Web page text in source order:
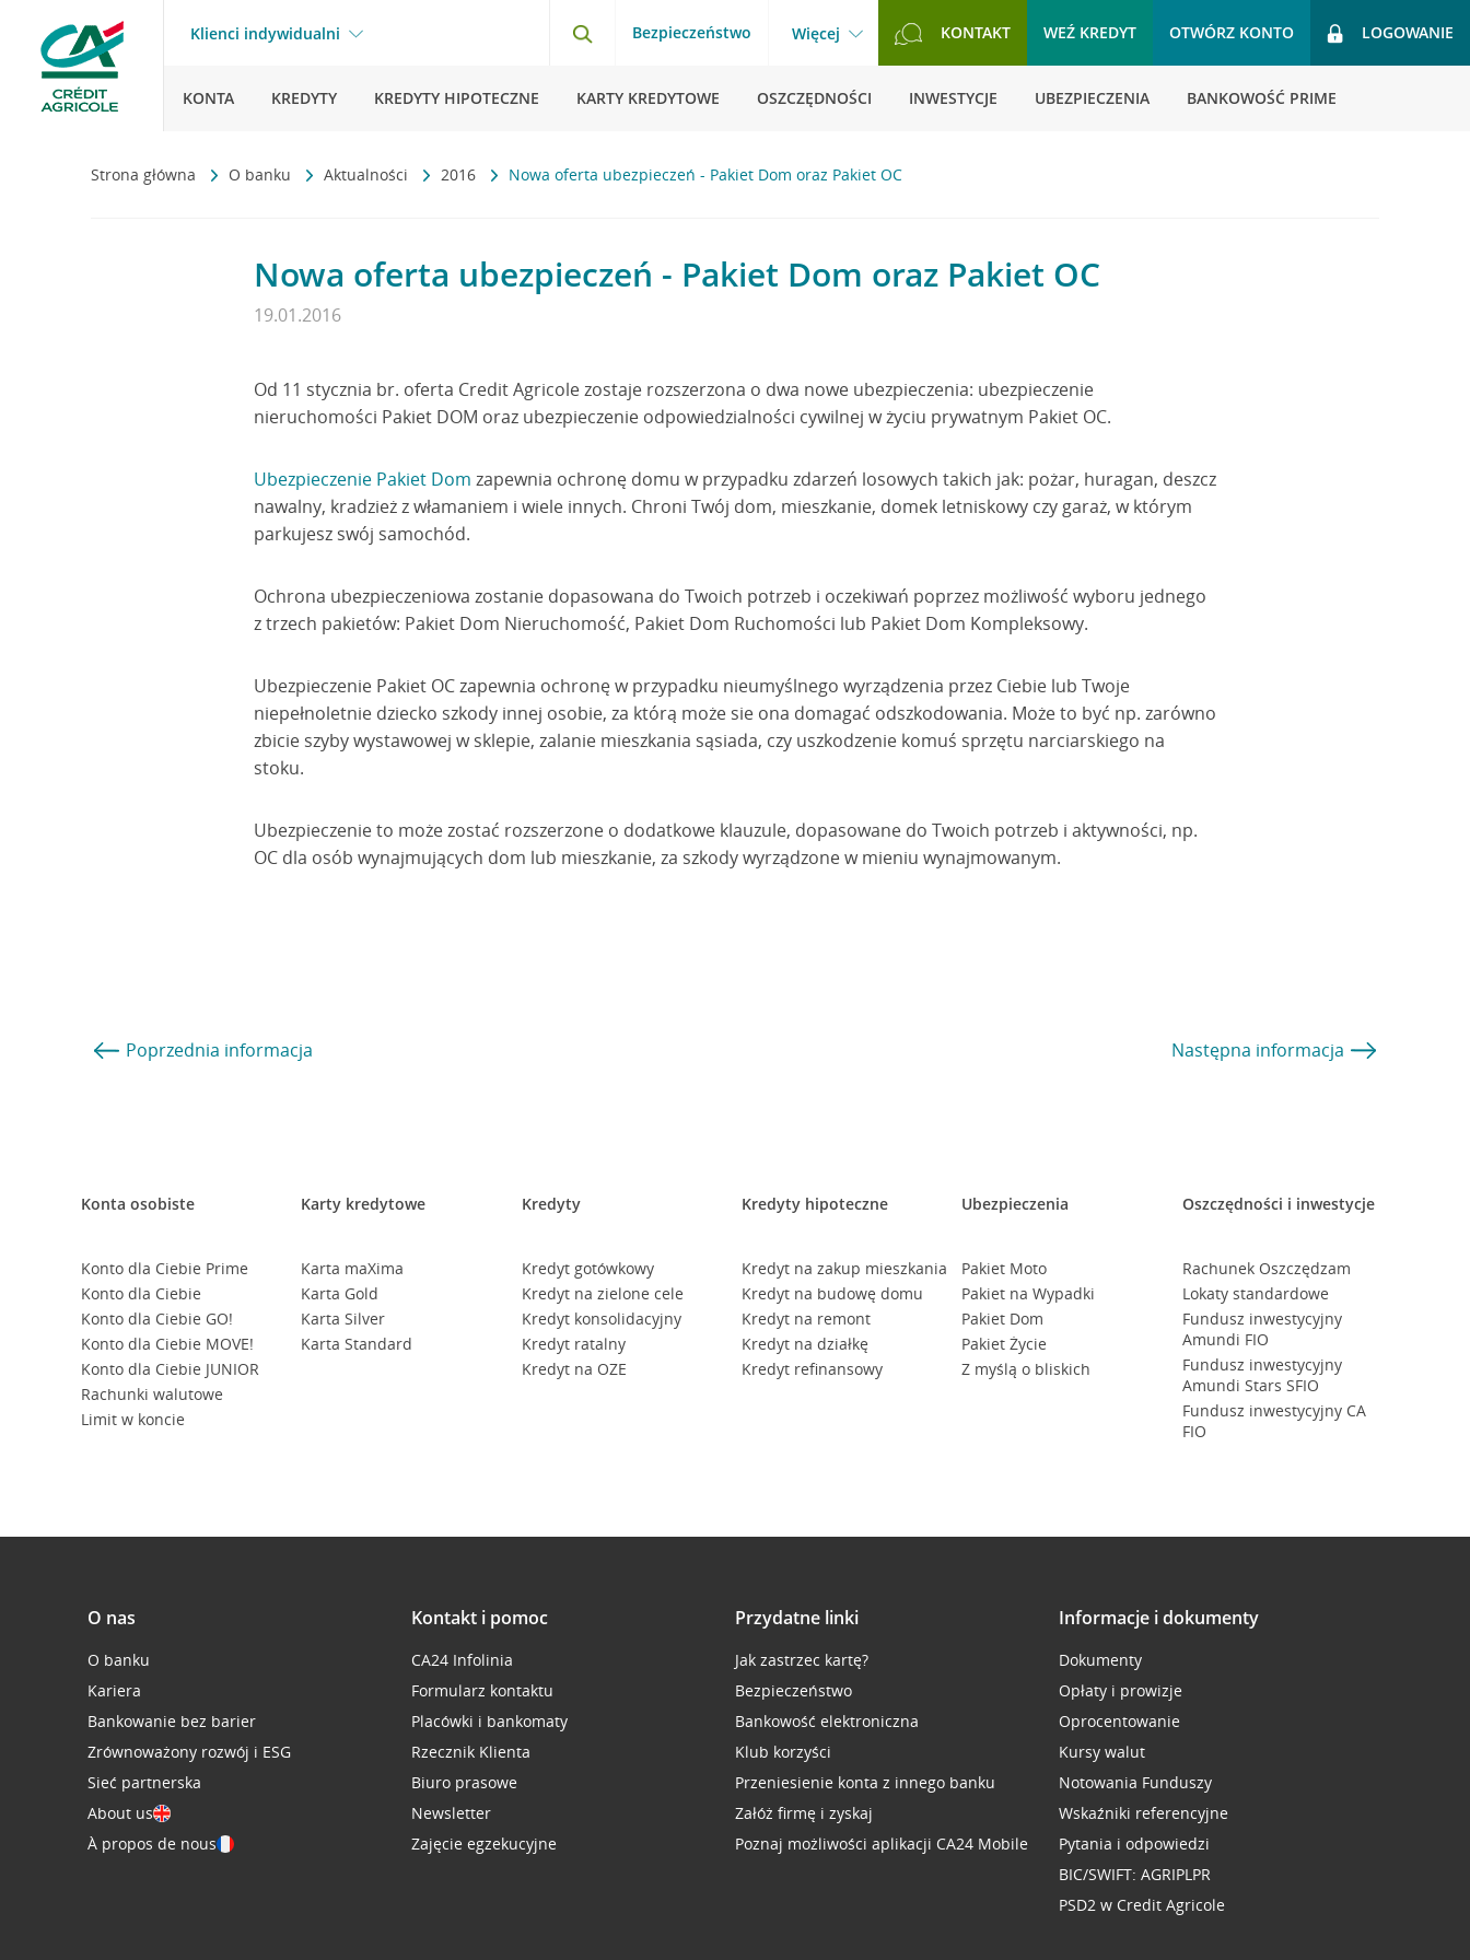
Klienci indywidualni Bezpieczeństwo Więcej KONTAKT WEŹ KREDYT OTWÓRZ KONTO LOGOWANIE
KONTA KREDYTY KREDYTY HIPOTECZNE KARTY KREDYTOWE OSZCZĘDNOŚCI INWESTYCJE UBEZPIECZENIA BANKOWOŚĆ PRIME
Strona główna O banku Aktualności 2016 Nowa oferta ubezpieczeń - Pakiet Dom oraz Pakiet OC
Nowa oferta ubezpieczeń - Pakiet Dom oraz Pakiet OC
19.01.2016
Od 11 stycznia br. oferta Credit Agricole zostaje rozszerzona o dwa nowe ubezpieczenia: ubezpieczenie
nieruchomości Pakiet DOM oraz ubezpieczenie odpowiedzialności cywilnej w życiu prywatnym Pakiet OC.
Ubezpieczenie Pakiet Dom zapewnia ochronę domu w przypadku zdarzeń losowych takich jak: pożar, huragan, deszcz
nawalny, kradzież z włamaniem i wiele innych. Chroni Twój dom, mieszkanie, domek letniskowy czy garaż, w którym
parkujesz swój samochód.
Ochrona ubezpieczeniowa zostanie dopasowana do Twoich potrzeb i oczekiwań poprzez możliwość wyboru jednego
z trzech pakietów: Pakiet Dom Nieruchomość, Pakiet Dom Ruchomości lub Pakiet Dom Kompleksowy.
Ubezpieczenie Pakiet OC zapewnia ochronę w przypadku nieumyślnego wyrządzenia przez Ciebie lub Twoje
niepełnoletnie dziecko szkody innej osobie, za którą może sie ona domagać odszkodowania. Może to być np. zarówno
zbicie szyby wystawowej w sklepie, zalanie mieszkania sąsiada, czy uszkodzenie komuś sprzętu narciarskiego na
stoku.
Ubezpieczenie to może zostać rozszerzone o dodatkowe klauzule, dopasowane do Twoich potrzeb i aktywności, np.
OC dla osób wynajmujących dom lub mieszkanie, za szkody wyrządzone w mieniu wynajmowanym.
Poprzednia informacja Następna informacja
Konta osobiste
Konto dla Ciebie Prime
Konto dla Ciebie
Konto dla Ciebie GO!
Konto dla Ciebie MOVE!
Konto dla Ciebie JUNIOR
Rachunki walutowe
Limit w koncie
Karty kredytowe
Karta maXima
Karta Gold
Karta Silver
Karta Standard
Kredyty
Kredyt gotówkowy
Kredyt na zielone cele
Kredyt konsolidacyjny
Kredyt ratalny
Kredyt na OZE
Kredyty hipoteczne
Kredyt na zakup mieszkania
Kredyt na budowę domu
Kredyt na remont
Kredyt na działkę
Kredyt refinansowy
Ubezpieczenia
Pakiet Moto
Pakiet na Wypadki
Pakiet Dom
Pakiet Życie
Z myślą o bliskich
Oszczędności i inwestycje
Rachunek Oszczędzam
Lokaty standardowe
Fundusz inwestycyjny
Amundi FIO
Fundusz inwestycyjny
Amundi Stars SFIO
Fundusz inwestycyjny CA
FIO
O nas
O banku
Kariera
Bankowanie bez barier
Zrównoważony rozwój i ESG
Sieć partnerska
About us
À propos de nous
Kontakt i pomoc
CA24 Infolinia
Formularz kontaktu
Placówki i bankomaty
Rzecznik Klienta
Biuro prasowe
Newsletter
Zajęcie egzekucyjne
Przydatne linki
Jak zastrzec kartę?
Bezpieczeństwo
Bankowość elektroniczna
Klub korzyści
Przeniesienie konta z innego banku
Załóż firmę i zyskaj
Poznaj możliwości aplikacji CA24 Mobile
Informacje i dokumenty
Dokumenty
Opłaty i prowizje
Oprocentowanie
Kursy walut
Notowania Funduszy
Wskaźniki referencyjne
Pytania i odpowiedzi
BIC/SWIFT: AGRIPLPR
PSD2 w Credit Agricole